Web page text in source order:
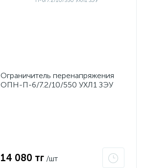
Ограничитель перенапряжения
ОПН-П-6/7.2/10/550 УХЛ1 ЗЭУ
14 080 тг /шт